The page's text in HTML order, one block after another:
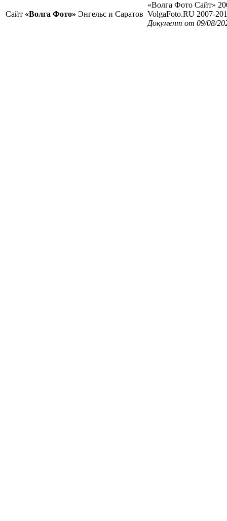
Сайт «Волга Фото» Энгельс и Саратов
«Волга Фото Сайт»
VolgaFoto.RU 2007-
Документ от 09/08/